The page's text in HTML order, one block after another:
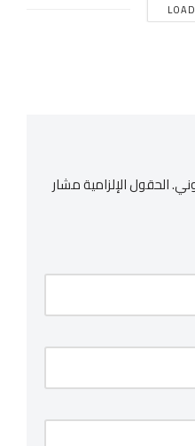
الحقول الإلزامية مشار